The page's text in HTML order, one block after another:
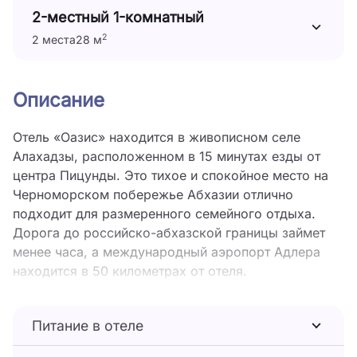
2-местный 1-комнатный
2 места28 м2
Описание
Отель «Оазис» находится в живописном селе
Алахадзы, расположенном в 15 минутах езды от
центра Пицунды. Это тихое и спокойное место на
Черноморском побережье Абхазии отлично
подходит для размеренного семейного отдыха.
Дорога до российско-абхазской границы займет
менее часа, а международный аэропорт Адлера
находится в 50 километрах от отеля.
комфортабельных номеров Стандарт, Улучшенный
и Семейный с двумя комнатами. В номерах
Питание в отеле